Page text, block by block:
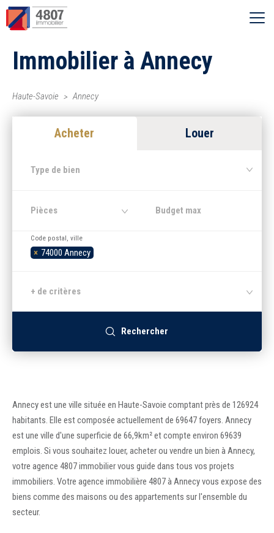
Vente
Location
Estimer
Recherche par ville
Ouvrir le menu
Immobilier à Annecy
Haute-Savoie Annecy
Acheter Louer
Type de bien
Pièces
× 74000 Annecy
Code postal, ville
+ de critères
Rechercher
Annecy est une ville située en Haute-Savoie comptant près de 126924
habitants. Elle est composée actuellement de 69647 foyers. Annecy
est une ville d'une superficie de 66,9km² et compte environ 69639
emplois. Si vous souhaitez louer, acheter ou vendre un bien à Annecy,
votre agence 4807 immobilier vous guide dans tous vos projets
immobiliers. Votre agence immobilière 4807 à Annecy vous expose des
biens comme des maisons ou des appartements sur l'ensemble du
secteur.